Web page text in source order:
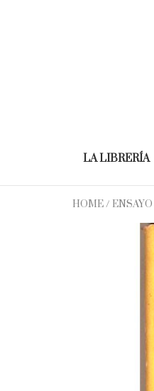
LA LIBRERÍA
HOME/ ENSAYO